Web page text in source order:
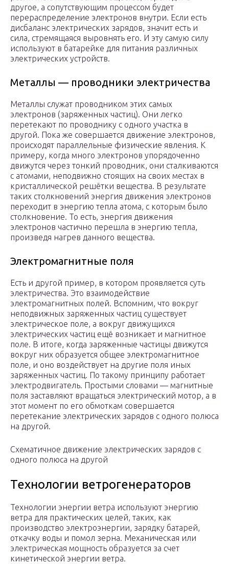
другое, а сопутствующим процессом будет
перераспределение электронов внутри. Если есть
дисбаланс электрических зарядов, значит есть и
сила, стремящаяся выровнять его. И эту самую силу
используют в батарейке для питания различных
электрических устройств.
Металлы — проводники электричества
Металлы служат проводником этих самых
электронов (заряженных частиц). Они легко
перетекают по проводнику с одного участка в
другой. Пока же совершается движение электронов,
происходят параллельные физические явления. К
примеру, когда много электронов упорядоченно
движутся через тонкий проводник, они сталкиваются
с атомами, неподвижно стоящих на своих местах в
кристаллической решётки вещества. В результате
таких столкновений энергия движения электронов
переходит в энергию тепла атома, с которым было
столкновение. То есть, энергия движения
электронов частично перешла в энергию тепла,
произведя нагрев данного вещества.
Электромагнитные поля
Есть и другой пример, в котором проявляется суть
электричества. Это взаимодействие
электромагнитных полей. Вспомним, что вокруг
неподвижных заряженных частиц существует
электрическое поле, а вокруг движущихся
электрических частиц ещё возникает и магнитное
поле. В итоге, когда заряженные частицы движутся
вокруг них образуется общее электромагнитное
поле, и оно воздействует на другие поля иных
заряженных частиц. По такому принципу работает
электродвигатель. Простыми словами — магнитные
поля заставляют вращаться электрический мотор, а в
этот момент по его обмоткам совершается
перетекание электрических зарядов с одного полюса
на другой.
Схематичное движение электрических зарядов с
одного полюса на другой
Технологии ветрогенераторов
Технологии энергии ветра используют энергию
ветра для практических целей, таких, как
производство электроэнергии, зарядку батарей,
откачку воды и помол зерна. Механическая или
электрическая мощность образуется за счет
кинетической энергии ветра.